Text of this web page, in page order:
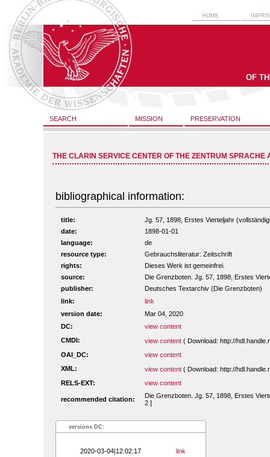
HOME
OF
SEARCH MISSION PRESERVATION
THE CLARIN SERVICE CENTER OF THE ZENTRUM SPRACHE
bibliographical information:
title:
Jg. 57, 1898, Erstes Vierteljahr
date:
1898-01-01
language:
de
resource type:
Gebrauchsliteratur: Zeitschrift
rights:
Dieses Werk ist gemeinfrei.
source:
Die Grenzboten. Jg. 57, 1898, Erstes
publisher:
Deutsches Textarchiv (Die Grenzboten)
link:
link
version date:
Mar 04, 2020
DC:
view content
CMDI:
view content ( Download: http://
OAI_DC:
view content
XML:
view content ( Download: http://
RELS-EXT:
view content
recommended citation:
Die Grenzboten. Jg. 57, 1898, Erstes
2 ]
versions DC:
2020-03-04|12:02:17 link